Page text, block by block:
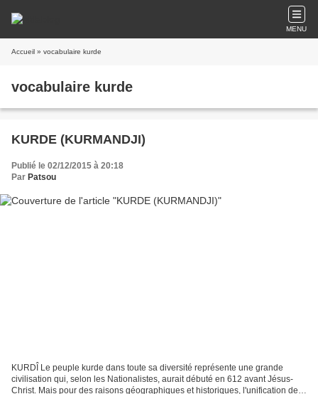
MENU
Accueil » vocabulaire kurde
vocabulaire kurde
KURDE (KURMANDJI)
Publié le 02/12/2015 à 20:18
Par Patsou
KURDÎ Le peuple kurde dans toute sa diversité représente une grande
civilisation qui, selon les Nationalistes, aurait débuté en 612 avant Jésus-
Christ. Mais pour des raisons géographiques et historiques, l'unification de